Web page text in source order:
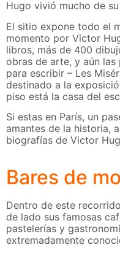
Hugo vivió mucho de
El sitio expone todo el
momento por Victor
libros, más de 400
obras de arte, y aún
para escribir – Les
destinado a la
piso está la casa del
Si estas en París, un
amantes de la historia,
biografías de Victor
Bares de
Dentro de este
de lado sus famosas
pastelerías y
extremadamente